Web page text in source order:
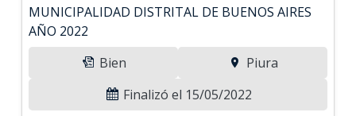
MUNICIPALIDAD DISTRITAL DE BUENOS AIRES
AÑO 2022
Bien
Piura
Finalizó el 15/05/2022